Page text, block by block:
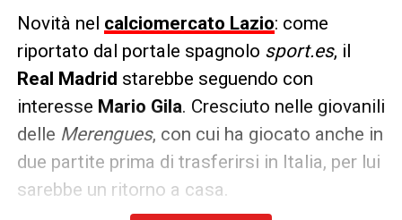
Novità nel calciomercato Lazio: come
riportato dal portale spagnolo sport.es, il
Real Madrid starebbe seguendo con
interesse Mario Gila. Cresciuto nelle giovanili
delle Merengues, con cui ha giocato anche in
due partite prima di trasferirsi in Italia, per lui
sarebbe un ritorno a casa.